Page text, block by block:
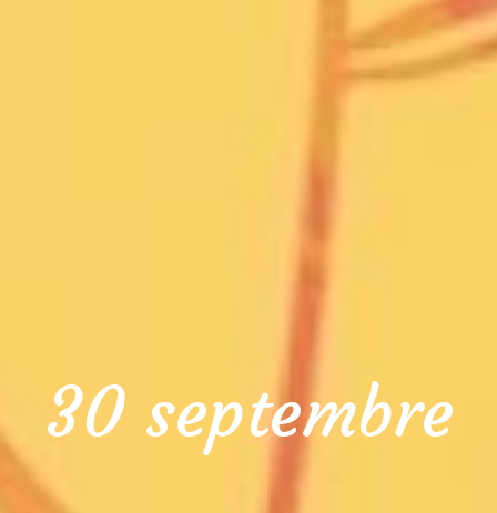
30 septembre